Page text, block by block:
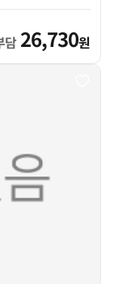
담 26,730원